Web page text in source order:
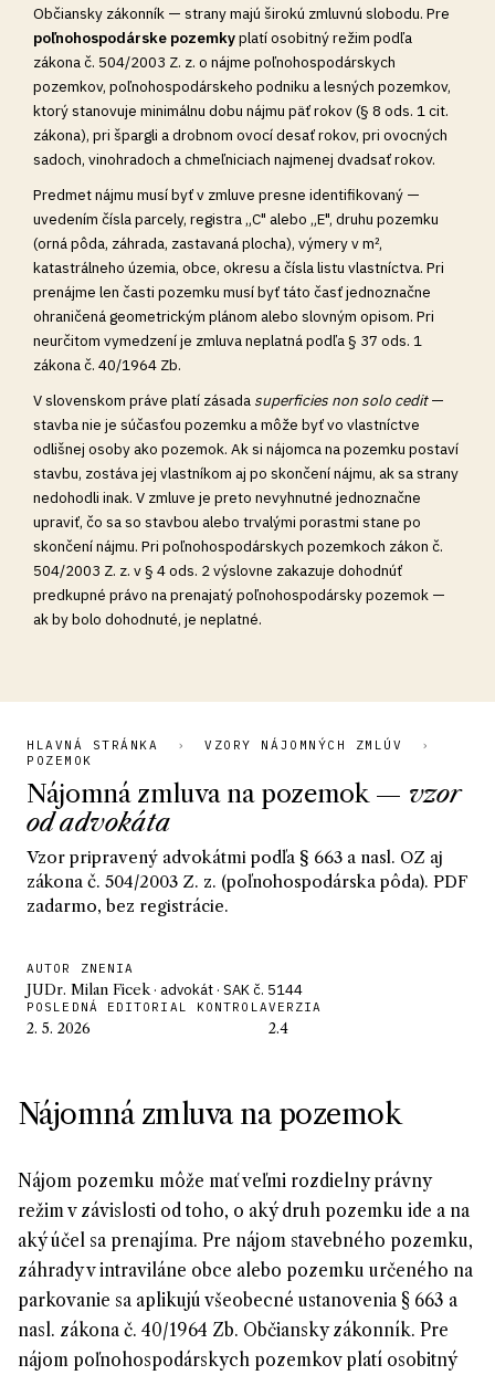
Občiansky zákonník — strany majú širokú zmluvnú slobodu. Pre
poľnohospodárske pozemkyplatí osobitný režim podľa
zákona č. 504/2003 Z. z. o nájme poľnohospodárskych
pozemkov, poľnohospodárskeho podniku a lesných pozemkov,
ktorý stanovuje minimálnu dobu nájmu päť rokov (§ 8 ods. 1 cit.
zákona), pri špargli a drobnom ovocí desať rokov, pri ovocných
sadoch, vinohradoch a chmeľniciach najmenej dvadsať rokov.
Predmet nájmu musí byť v zmluve presne identifikovaný —
uvedením čísla parcely, registra „C" alebo „E", druhu pozemku
(orná pôda, záhrada, zastavaná plocha), výmery v m²,
katastrálneho územia, obce, okresu a čísla listu vlastníctva. Pri
prenájme len časti pozemku musí byť táto časť jednoznačne
ohraničená geometrickým plánom alebo slovným opisom. Pri
neurčitom vymedzení je zmluva neplatná podľa § 37 ods. 1
zákona č. 40/1964 Zb.
V slovenskom práve platí zásada superficies non solo cedit—
stavba nie je súčasťou pozemku a môže byť vo vlastníctve
odlišnej osoby ako pozemok. Ak si nájomca na pozemku postaví
stavbu, zostáva jej vlastníkom aj po skončení nájmu, ak sa strany
nedohodli inak. V zmluve je preto nevyhnutné jednoznačne
upraviť, čo sa so stavbou alebo trvalými porastmi stane po
skončení nájmu. Pri poľnohospodárskych pozemkoch zákon č.
504/2003 Z. z. v § 4 ods. 2 výslovne zakazuje dohodnúť
predkupné právo na prenajatý poľnohospodársky pozemok —
ak by bolo dohodnuté, je neplatné.
HLAVNÁ STRÁNKA › VZORY NÁJOMNÝCH ZMLÚV
›
POZEMOK
Nájomná zmluva na pozemok — vzor
od advokáta
Vzor pripravený advokátmi podľa § 663 a nasl. OZ aj
zákona č. 504/2003 Z. z. (poľnohospodárska pôda). PDF
zadarmo, bez registrácie.
AUTOR ZNENIA
JUDr. Milan Ficek· advokát · SAK č. 5144
POSLEDNÁ EDITORIAL KONTROLA
2. 5. 2026
VERZIA
2.4
Nájomná zmluva na pozemok
Nájom pozemku môže mať veľmi rozdielny právny
režim v závislosti od toho, o aký druh pozemku ide a na
aký účel sa prenajíma. Pre nájom stavebného pozemku,
záhrady v intraviláne obce alebo pozemku určeného na
parkovanie sa aplikujú všeobecné ustanovenia § 663 a
nasl. zákona č. 40/1964 Zb. Občiansky zákonník. Pre
nájom poľnohospodárskych pozemkov platí osobitný